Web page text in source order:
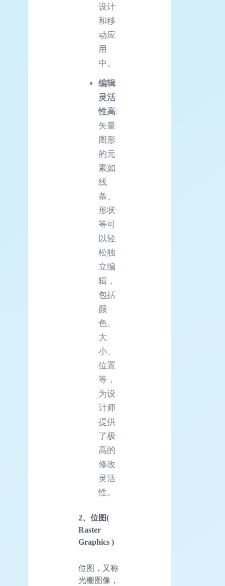
设计
和移
动应
用
中。
编辑
灵活
性高:
矢量
图形
的元
素如
线
条、
形状
等可
以轻
松独
立编
辑，
包括
颜
色、
大
小、
位置
等，
为设
计师
提供
了极
高的
修改
灵活
性。
2、位图(
Raster
Graphics )
位图，又称
光栅图像，